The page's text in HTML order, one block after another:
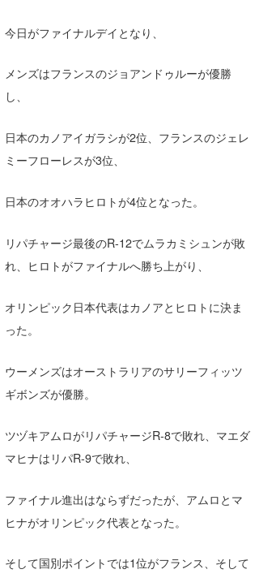
今日がファイナルデイとなり、
メンズはフランスのジョアンドゥルーが優勝
し、
日本のカノアイガラシが2位、フランスのジェレ
ミーフローレスが3位、
日本のオオハラヒロトが4位となった。
リパチャージ最後のR-12でムラカミシュンが敗
れ、ヒロトがファイナルへ勝ち上がり、
オリンピック日本代表はカノアとヒロトに決ま
った。
ウーメンズはオーストラリアのサリーフィッツ
ギボンズが優勝。
ツヅキアムロがリパチャージR-8で敗れ、マエダ
マヒナはリパR-9で敗れ、
ファイナル進出はならずだったが、アムロとマ
ヒナがオリンピック代表となった。
そして国別ポイントでは1位がフランス、そして
KOBU
KY
mitz
S.K
Soulman
VAGY
waka☆=
たっちー
まっきー
小川予報士
上條将美